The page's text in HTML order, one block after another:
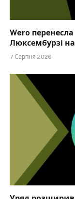
Wero
Люксембурзі
7 Серпня 2026